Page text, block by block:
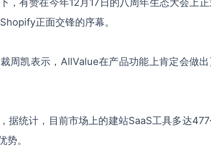
，有赞在今年12月17日的八周年生态大会上
Shopify正面交锋的序幕。
周凯表示， AllValue在产品功能上肯定会做
据统计，目前市场上的建站SaaS工具多达
势。